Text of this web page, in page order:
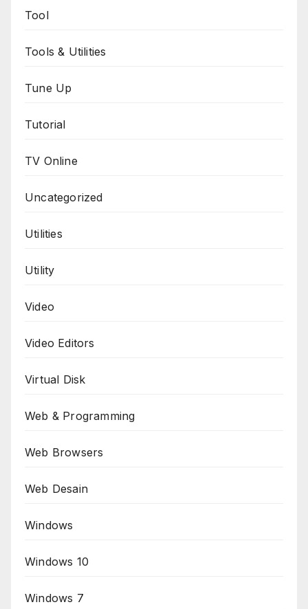
Tool
Tools & Utilities
Tune Up
Tutorial
TV Online
Uncategorized
Utilities
Utility
Video
Video Editors
Virtual Disk
Web & Programming
Web Browsers
Web Desain
Windows
Windows 10
Windows 7